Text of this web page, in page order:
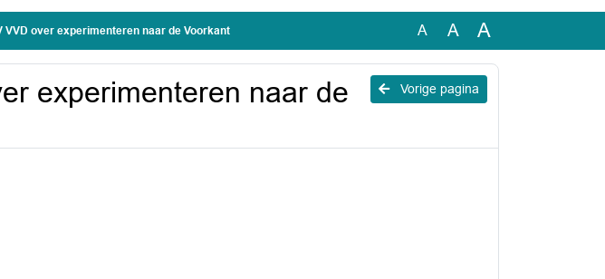
VVD over experimenteren naar de Voorkant A A A
Vorige pagina
experimenteren naar de